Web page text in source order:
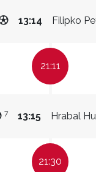
Filipko
13:14
21:11
Hrabal
13:15
7
21:30